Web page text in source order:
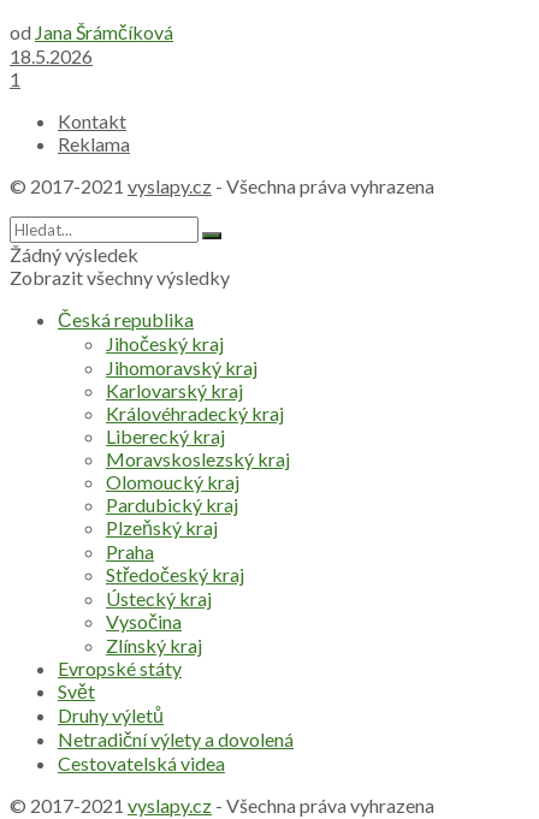
od Jana Šrámčíková
18.5.2026
1
Kontakt
Reklama
© 2017-2021 vyslapy.cz - Všechna práva vyhrazena
Žádný výsledek
Zobrazit všechny výsledky
Česká republika
Jihočeský kraj
Jihomoravský kraj
Karlovarský kraj
Královéhradecký kraj
Liberecký kraj
Moravskoslezský kraj
Olomoucký kraj
Pardubický kraj
Plzeňský kraj
Praha
Středočeský kraj
Ústecký kraj
Vysočina
Zlínský kraj
Evropské státy
Svět
Druhy výletů
Netradiční výlety a dovolená
Cestovatelská videa
© 2017-2021 vyslapy.cz - Všechna práva vyhrazena